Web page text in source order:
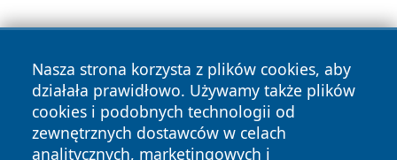
Nasza strona korzysta z plików cookies, aby
działała prawidłowo. Używamy także plików
cookies i podobnych technologii od
zewnętrznych dostawców w celach
analitycznych, marketingowych i
Copyright © 2026 czestochowanews.pl Wszystkie prawa
zastrzeżone.